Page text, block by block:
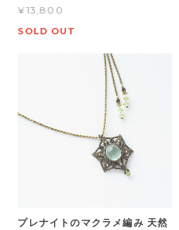
¥13,800
SOLD OUT
プレナイトのマクラメ編み 天然